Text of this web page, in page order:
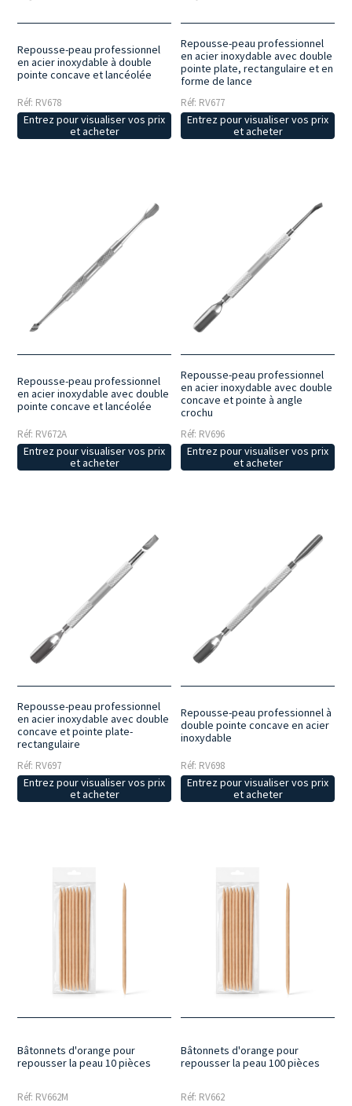
Repousse-peau professionnel
en acier inoxydable à double
pointe concave et lancéolée
Réf: RV678
Entrez pour visualiser vos prix
et acheter
Repousse-peau professionnel
en acier inoxydable avec double
pointe plate, rectangulaire et en
forme de lance
Réf: RV677
Entrez pour visualiser vos prix
et acheter
Repousse-peau professionnel
en acier inoxydable avec double
pointe concave et lancéolée
Réf: RV672A
Entrez pour visualiser vos prix
et acheter
Repousse-peau professionnel
en acier inoxydable avec double
concave et pointe à angle
crochu
Réf: RV696
Entrez pour visualiser vos prix
et acheter
Repousse-peau professionnel
en acier inoxydable avec double
concave et pointe plate-
rectangulaire
Réf: RV697
Entrez pour visualiser vos prix
et acheter
Repousse-peau professionnel à
double pointe concave en acier
inoxydable
Réf: RV698
Entrez pour visualiser vos prix
et acheter
Bâtonnets d'orange pour
repousser la peau 10 pièces
Réf: RV662M
Bâtonnets d'orange pour
repousser la peau 100 pièces
Réf: RV662